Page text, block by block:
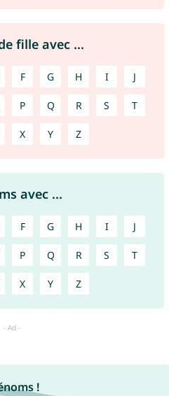
fille avec ...
F G H I J
P Q R S T
X Y Z
avec ...
F G H I J
P Q R S T
X Y Z
!